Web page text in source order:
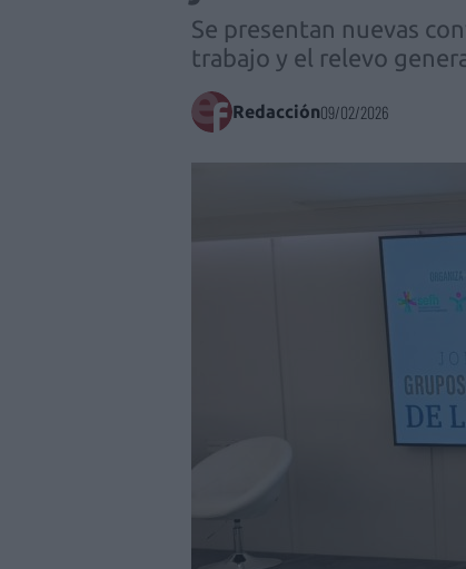
Se presentan nuevas
trabajo y el relevo
Redacción09/02/2026